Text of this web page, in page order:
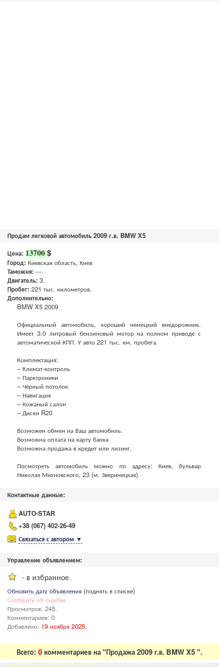
Продам легковой автомобиль 2009 г.в. BMW X5
Цена: 13700$
Город: Киевская область, Киев
Таможня: ---.
Двигатель: 3.
Пробег: 221 тыс. километров.
Дополнительно:
BMW X5 2009
Официальный автомобиль, хороший немецкий внедорожник.
Имеет 3.0 литровый бензиновый мотор на полном приводе с
автоматической КПП. У авто 221 тыс. км. пробега.
Комплектация:
– Климат-контроль
– Парктроники
– Чёрный потолок
– Навигация
– Кожаный салон
– Диски R20
Возможен обмен на Ваш автомобиль.
Возможна оплата на карту банка
Возможна продажа в кредит или лизинг.
Посмотреть автомобиль можно по адресу: Киев, бульвар
Николая Михновского, 23 (м. Зверинецкая).
Контактные данные:
AUTO-STAR
+38 (067) 402-26-49
Связаться с автором ▼
Управление объявлением:
- в избранное.
Обновить дату объявления (поднять в списке)
Сообщить об ошибке
Просмотров: 245.
Комментариев: 0.
Добавлено: 19 ноября 2025.
Всего: 0 комментариев на "Продажа 2009 г.в. BMW X5 ".